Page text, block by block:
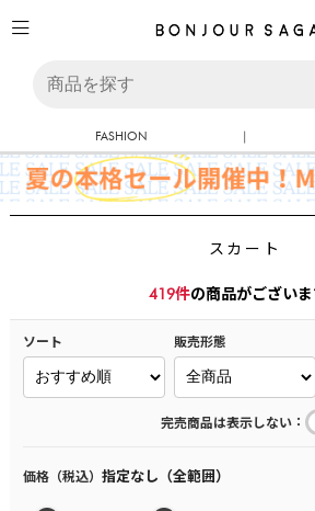
FASHION |
スカート
419件の商品がございま
ソート 販売形態
完売商品は表示しない ：
価格（税込） 指定なし（全範囲）